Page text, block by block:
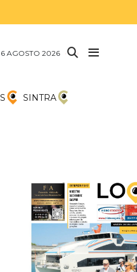
AGOSTO 2026
SINTRA